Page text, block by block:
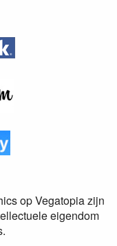
op Vegatopia zijn
eigendom